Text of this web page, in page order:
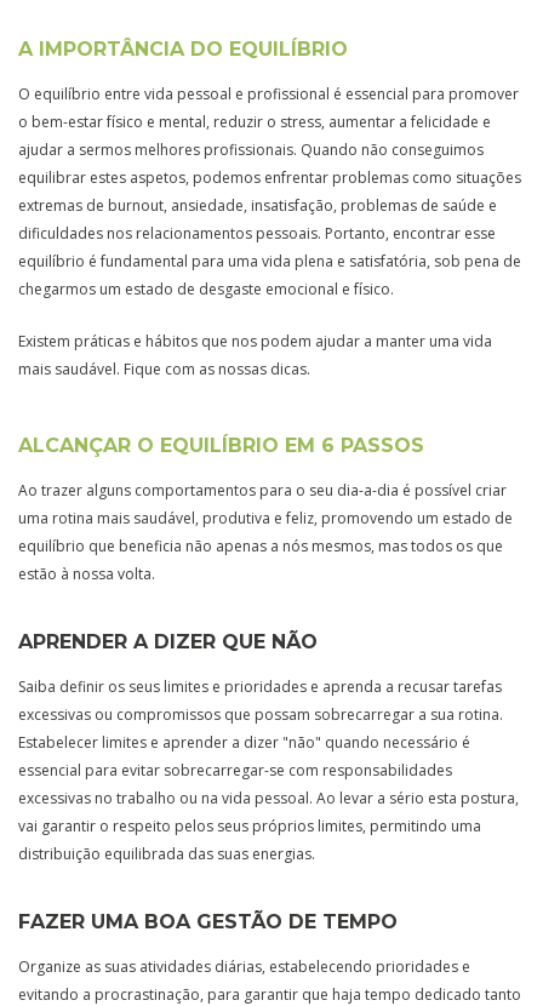
A IMPORTÂNCIA DO EQUILÍBRIO
O equilíbrio entre vida pessoal e profissional é essencial para promover
o bem-estar físico e mental, reduzir o stress, aumentar a felicidade e
ajudar a sermos melhores profissionais. Quando não conseguimos
equilibrar estes aspetos, podemos enfrentar problemas como situações
extremas de burnout, ansiedade, insatisfação, problemas de saúde e
dificuldades nos relacionamentos pessoais. Portanto, encontrar esse
equilíbrio é fundamental para uma vida plena e satisfatória, sob pena de
chegarmos um estado de desgaste emocional e físico.
Existem práticas e hábitos que nos podem ajudar a manter uma vida
mais saudável. Fique com as nossas dicas.
ALCANÇAR O EQUILÍBRIO EM 6 PASSOS
Ao trazer alguns comportamentos para o seu dia-a-dia é possível criar
uma rotina mais saudável, produtiva e feliz, promovendo um estado de
equilíbrio que beneficia não apenas a nós mesmos, mas todos os que
estão à nossa volta.
APRENDER A DIZER QUE NÃO
Saiba definir os seus limites e prioridades e aprenda a recusar tarefas
excessivas ou compromissos que possam sobrecarregar a sua rotina.
Estabelecer limites e aprender a dizer "não" quando necessário é
essencial para evitar sobrecarregar-se com responsabilidades
excessivas no trabalho ou na vida pessoal. Ao levar a sério esta postura,
vai garantir o respeito pelos seus próprios limites, permitindo uma
distribuição equilibrada das suas energias.
FAZER UMA BOA GESTÃO DE TEMPO
Organize as suas atividades diárias, estabelecendo prioridades e
evitando a procrastinação, para garantir que haja tempo dedicado tanto